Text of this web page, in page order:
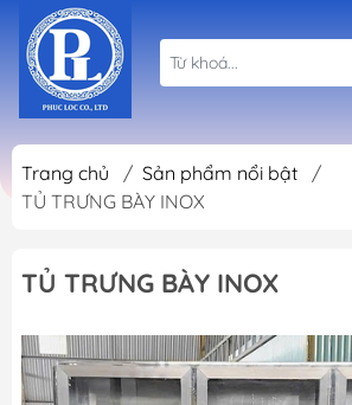
Trang chủ / Sản phẩm nổi bật
/
TỦ TRƯNG BÀY INOX
TỦ TRƯNG BÀY INOX